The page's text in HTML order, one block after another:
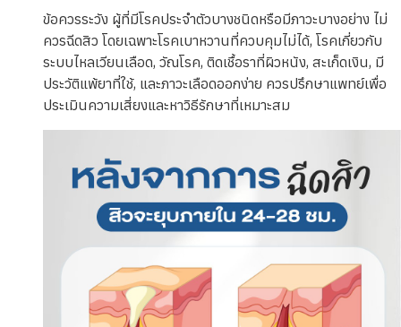
ข้อควรระวัง ผู้ที่มีโรคประจำตัวบางชนิดหรือมีภาวะบางอย่าง ไม่
ควรฉีดสิว โดยเฉพาะโรคเบาหวานที่ควบคุมไม่ได้, โรคเกี่ยวกับ
ระบบไหลเวียนเลือด, วัณโรค, ติดเชื้อราที่ผิวหนัง, สะเก็ดเงิน, มี
ประวัติแพ้ยาที่ใช้, และภาวะเลือดออกง่าย ควรปรึกษาแพทย์เพื่อ
ประเมินความเสี่ยงและหาวิธีรักษาที่เหมาะสม